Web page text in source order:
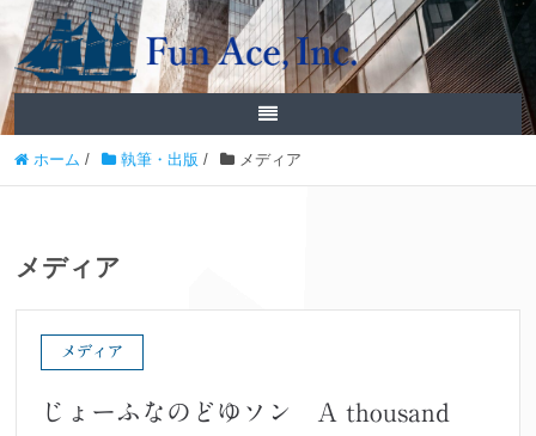
ホーム / 執筆・出版 / メディア
メディア
メディア
じょーふなのどゆソン A thousand